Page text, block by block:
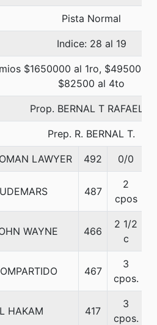
Pista Normal
Indice: 28 al 19
$1650000 al 1ro, $495000
$82500 al 4to
Prop. BERNAL T RAFAEL A
Prep. R. BERNAL T.
LAWYER 492 0/0
487
2
cpos
WAYNE 466
2 1/2
c
467
3
cpos.
HAKAM 417
3
cpos.